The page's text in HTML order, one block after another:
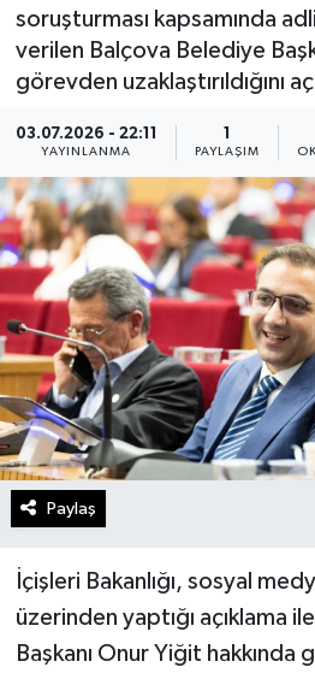
soruşturması kapsamında
verilen Balçova Belediye
görevden uzaklaştırıldığını
03.07.2026 - 22:11
YAYINLANMA
1
PAYLAŞIM
Paylaş
İçişleri Bakanlığı, sosyal
üzerinden yaptığı açıklama
Başkanı Onur Yiğit hakkında
Haber Arşivi